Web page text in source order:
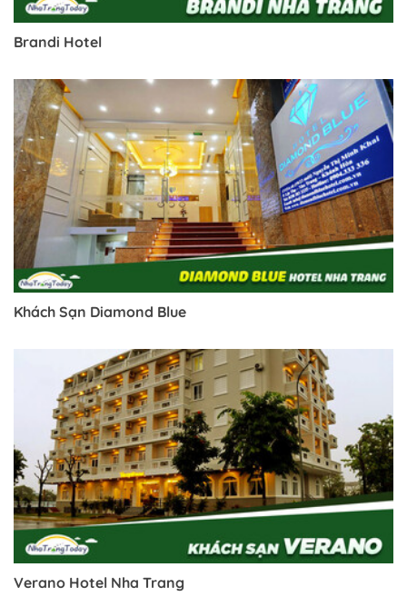
Trở về trang trước đó
Brandi Hotel
Khách Sạn Diamond Blue
Verano Hotel Nha Trang